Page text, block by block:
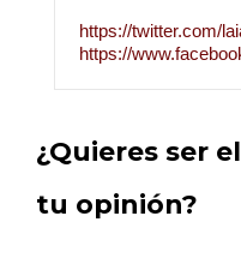
https://twitter.com/
https://
¿Quieres ser
tu opinión?